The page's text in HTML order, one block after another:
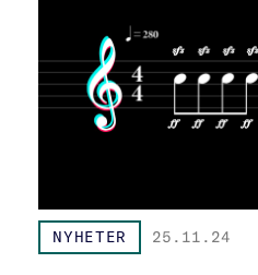
NYHETER 25.11.24